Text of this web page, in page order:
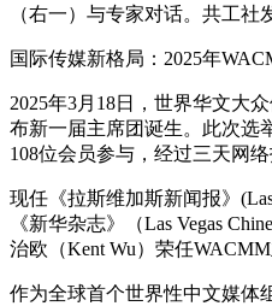
（右一）与专家对话。共工社
国际传媒新格局：2025年
2025年3月18日，世界华文大
布新一届主席团诞生。此次选
108位会员参与，经过三天网
现任《拉斯维加斯新闻报》(Las
《新华杂志》（Las Vegas
治欧（Kent Wu）荣任WACMM
作为全球首个世界性中文媒体